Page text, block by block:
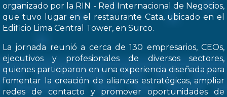
organizado por la RIN - Red Internacional de Negocios,
que tuvo lugar en el restaurante Cata, ubicado en el
Edificio Lima Central Tower, en Surco.
La jornada reunió a cerca de 130 empresarios, CEOs,
ejecutivos y profesionales de diversos sectores,
quienes participaron en una experiencia diseñada para
fomentar la creación de alianzas estratégicas, ampliar
redes de contacto y promover oportunidades de